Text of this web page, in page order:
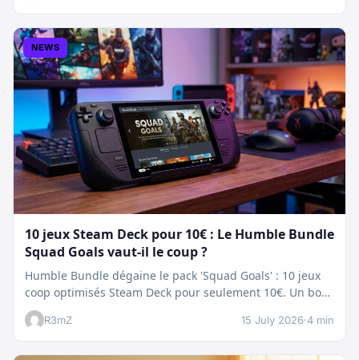
NEWS
10 jeux Steam Deck pour 10€ : Le Humble Bundle
Squad Goals vaut-il le coup ?
Humble Bundle dégaine le pack 'Squad Goals' : 10 jeux
coop optimisés Steam Deck pour seulement 10€. Un bon
plan…
R3mZ 15 July 2026·4 min